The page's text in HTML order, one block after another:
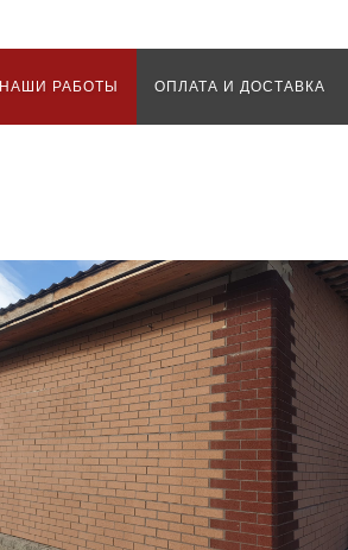
НАШИ РАБОТЫ ОПЛАТА И ДОСТАВКА